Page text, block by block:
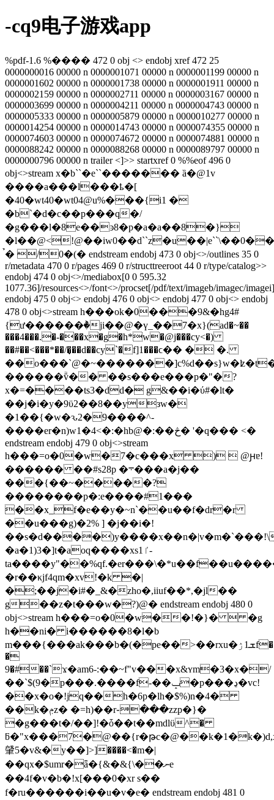
-cq9电子游戏app
%pdf-1.6 %���� 472 0 obj <> endobj xref 472 25
0000000016 00000 n 0000001071 00000 n 0000001199 00000 n
0000001602 00000 n 0000001738 00000 n 0000001911 00000 n
0000002159 00000 n 0000002711 00000 n 0000003167 00000 n
0000003699 00000 n 0000004211 00000 n 0000004743 00000 n
0000005333 00000 n 0000005879 00000 n 0000010277 00000 n
0000014254 00000 n 0000014743 00000 n 0000074355 00000 n
0000074603 00000 n 0000074672 00000 n 0000074881 00000 n
0000088242 00000 n 0000088268 00000 n 0000089797 00000 n
0000000796 00000 n trailer <]>> startxref 0 %%eof 496 0
obj<>stream x�b``�e``������� ȁ�@1v
����a���l���ҍ�[
�40�wt40�wt04@u%���{i1 �
�b`�d�c��p���q�/
�g���l�8e��ͽ8�p�a�a��8�}
̉� /0�(� endstream endobj 473 0 obj<>/outlines 35 0
r/metadata 470 0 r/pages 469 0 r/structtreeroot 44 0 r/type/catalog>>
endobj 474 0 obj<>/mediabox[0 0 595.32
1077.36]/resources<>/font<>/procset[/pdf/text/imageb/imagec/
endobj 475 0 obj<> endobj 476 0 obj<> endobj 477 0 obj<> endobj
478 0 obj<>stream h���ok�0���9&�hg4#
{ư������ٞ�ji��@�ү_��7�x}(ad�~��
���4���.�-���x�g�h*w�@j���cy<�)
��#��<���*��/�͎��d��cy`�f]1���ϲ�� � �.
������ۗv�� ��s���e���p�"�?
x�=����ts3�dd� g&��i�ύ#�lt�
��j�i�y�9ϋ2��8��yзw�
�1��{�w�ԅ2�9����^-
����er�n)w1�4<�:�hb@�:��څ� '�q��� <�
endstream endobj 479 0 obj<>stream
h���=o�0�w�7�c���x )  @ԩɐ!
������ ��#s28p �܋���a�j��
���{��~�����?
��������p�:e����#1���
��x_f�e��y�~n`��u��f�dr�r
��u���g)�2% ] �j��i�!
��s�d����)y����x��n�|v�m�`���!\
�a�1)3�]t�aoq����xsٵ1-
�r��κjf4qm�xv!�k �|
�;��j�i#�_&�zho�,іiuf��*,�jl��
g��z�t���w�?)@� endstream endobj 480 0
obj<>stream h���=o�0�w��!�}�  �g
h��ni� i������8�l�b
m���{���ak���b�(�pe��>��rxu�ܫ1ۯf���)��ǘ�f��r���f�3)�i�t;�a2�_�
�
9�#��`ϫ�am6-:��~f"v���x&ʏm�3�x�/
��`$(9�p���.����f-��ݒ�p���ڍ�vc!
��x�o�!jq��h�6p�lh�$%)n�4�
��k�ݦz� �=h)��r֊���zzp�}�
�g���t�/��]!�ȱ��t��mdlϋ^�
肈5�v&�y��]>]����<�m�|
��qx�$umr�ǟ�{&�&{\��ނe
��4f�v�b�!x[���0�xr s��
f�ru������i��u�v�e� endstream endobj 481 0